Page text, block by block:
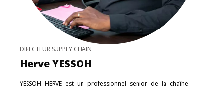
DIRECTEUR SUPPLY CHAIN
Herve YESSOH
YESSOH HERVE est un professionnel senior de la chaîne